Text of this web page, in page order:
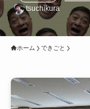
tsuchikura
ホーム できごと